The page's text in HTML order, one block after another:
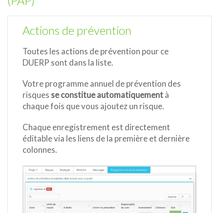
Actions de prévention
Toutes les actions de prévention pour ce
DUERP sont dans la liste.
Votre programme annuel de prévention des
risques se constitue automatiquementà
chaque fois que vous ajoutez un risque.
Chaque enregistrement est directement
éditable via les liens de la première et dernière
colonnes.